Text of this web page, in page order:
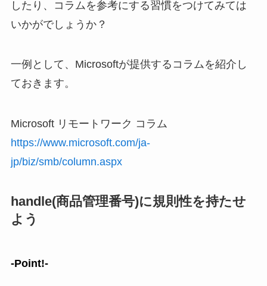
したり、コラムを参考にする習慣をつけてみては
いかがでしょうか？
一例として、Microsoftが提供するコラムを紹介し
ておきます。
Microsoft リモートワーク コラム
https://www.microsoft.com/ja-
jp/biz/smb/column.aspx
handle(商品管理番号)に規則性を持たせ
よう
-Point!-